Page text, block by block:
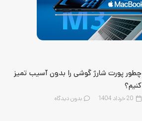
چطور پورت شارژ گوشی را بدون آسیب تمیز
کنیم؟
20 خرداد 1404 بدون دیدگاه